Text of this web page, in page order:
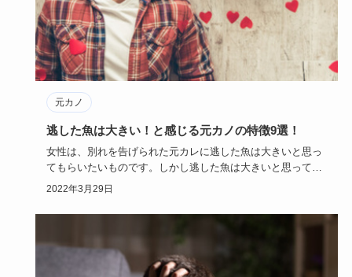
元カノ
逃した魚は大きい！と感じる元カノの特徴9選！
女性は、別れを告げられた元カレに逃した魚は大きいと思っ
てもらいたいものです。しかし逃した魚は大きいと思っても
らえるかは、な…
2022年3月29日